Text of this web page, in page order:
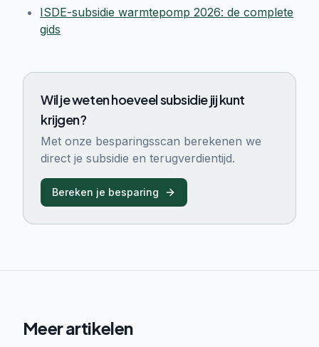
ISDE-subsidie warmtepomp 2026: de complete
gids
Wil je weten hoeveel subsidie jij kunt
krijgen?
Met onze besparingsscan berekenen we
direct je subsidie en terugverdientijd.
Bereken je besparing
Meer artikelen